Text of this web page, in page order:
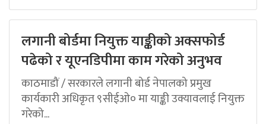
लगानी बोर्डमा नियुक्त याङ्कीको अक्सफोर्ड
पढेको र यूएनडिपीमा काम गरेको अनुभव
काठमाडौं / सरकारले लगानी बोर्ड नेपालको प्रमुख
कार्यकारी अधिकृत ९सीईओ० मा याङ्की उक्यावलाई नियुक्त
गरेको...